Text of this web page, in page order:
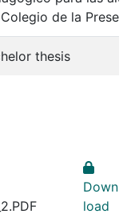
de la
thesis
Down
load